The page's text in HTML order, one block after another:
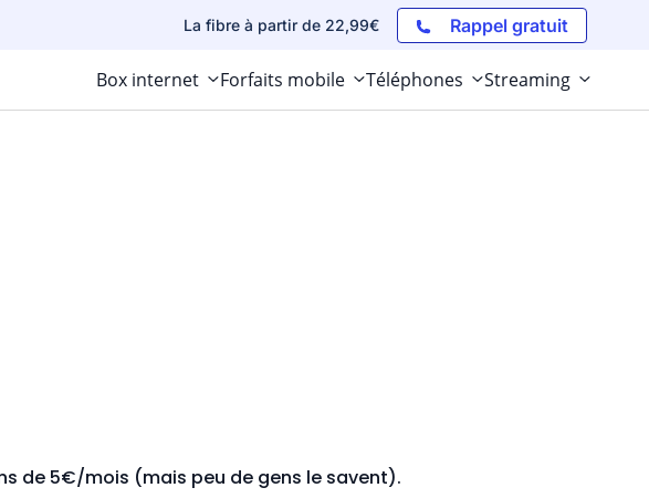
La fibre à partir de 22,99€ Rappel gratuit
Box internet Forfaits mobile Téléphones Streaming
de 5€/mois (mais peu de gens le savent).